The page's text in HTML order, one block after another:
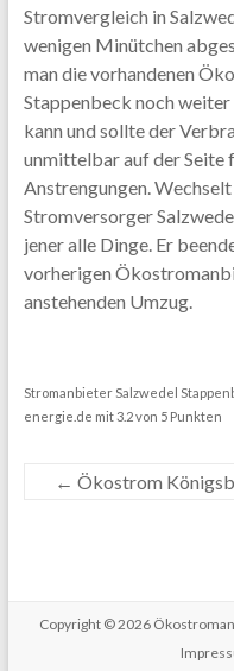
Stromvergleich in
wenigen Minütchen
man die vorhandenen
Stappenbeck noch
kann und sollte der
unmittelbar auf der Seite
Anstrengungen.
Stromversorger
jener alle Dinge. Er
vorherigen
anstehenden Umzug.
Stromanbieter Salzwedel
energie.de mit3.2von 5 Punkten
← Ökostrom
Copyright © 2026